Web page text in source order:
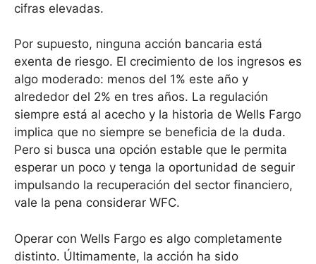
cifras elevadas.
Por supuesto, ninguna acción bancaria está
exenta de riesgo. El crecimiento de los ingresos es
algo moderado: menos del 1% este año y
alrededor del 2% en tres años. La regulación
siempre está al acecho y la historia de Wells Fargo
implica que no siempre se beneficia de la duda.
Pero si busca una opción estable que le permita
esperar un poco y tenga la oportunidad de seguir
impulsando la recuperación del sector financiero,
vale la pena considerar WFC.
Operar con Wells Fargo es algo completamente
distinto. Últimamente, la acción ha sido